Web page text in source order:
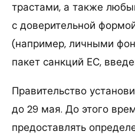
трастами, а также
с доверительной
(например, личными
пакет санкций ЕС,
Правительство
до 29 мая. До этого
предоставлять